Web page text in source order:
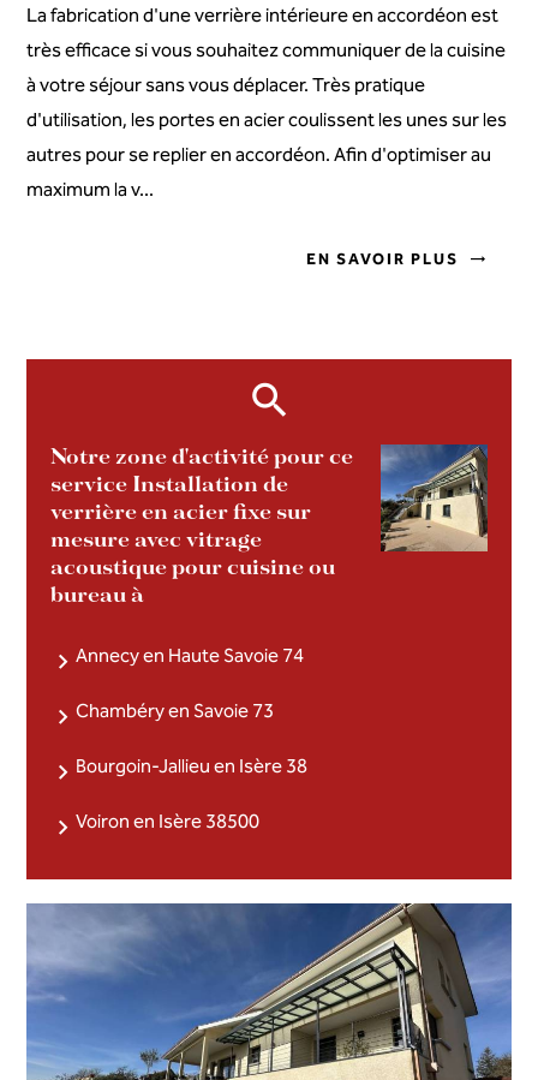
La fabrication d'une verrière intérieure en accordéon est
très efficace si vous souhaitez communiquer de la cuisine
à votre séjour sans vous déplacer. Très pratique
d'utilisation, les portes en acier coulissent les unes sur les
autres pour se replier en accordéon. Afin d'optimiser au
maximum la v...
EN SAVOIR PLUS
Notre zone d'activité pour ce
service Installation de
verrière en acier fixe sur
mesure avec vitrage
acoustique pour cuisine ou
bureau à
Annecy en Haute Savoie 74
Chambéry en Savoie 73
Bourgoin-Jallieu en Isère 38
Voiron en Isère 38500